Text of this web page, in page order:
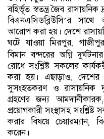
বহির্ভূত স্বতন্ত্র জৈব রাসায়নিক
বিএনএসিডব্লিউসি’র সাথে
আরোপ করা হয়। দেশে
ঘটে যাওয়া মিরপুর,
বিমান বন্দরের অগ্নি
রোধে সংশ্লিষ্ট সকলের
করা হয়। এছাড়াও, দেশের
সুসংহতকরণ ও রাসায়নিক
গ্রহণের জন্য
প্রয়োগকারী সংস্থাসহ
করার বিষয়ে চেয়ারম্যান,
করেন।